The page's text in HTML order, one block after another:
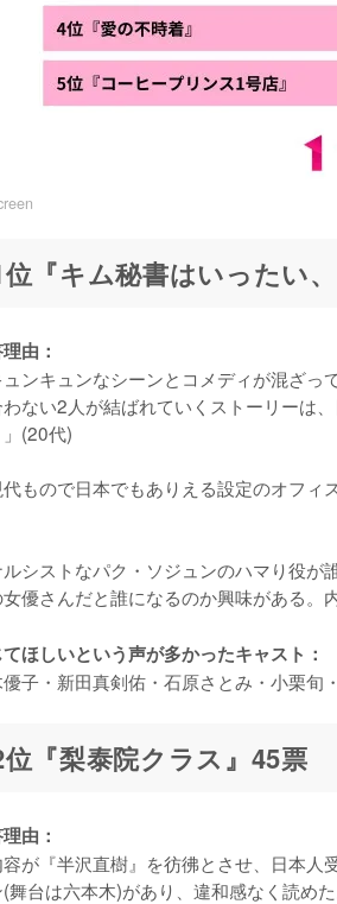
位『キム秘書はいったい
由：
ュンキュンなシーンとコメディが混ざ
わない2人が結ばれていくストーリーは
」(20代)
代もので日本でもありえる設定のオフ
ルシストなパク・ソジュンのハマり役
優さんだと誰になるのか興味がある
ほしいという声が多かったキャスト：
子・新田真剣佑・石原さとみ・小栗旬
『梨泰院クラス』45票
由：
容が『半沢直樹』を彷彿とさせ、日本
(舞台は六本木)があり、違和感なく読め